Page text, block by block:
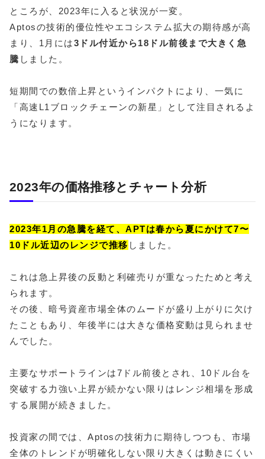
ところが、2023年に入ると状況が一変。
Aptosの技術的優位性やエコシステム拡大の期待感が高
まり、1月には3ドル付近から18ドル前後まで大きく急
騰 しました。
短期間での数倍上昇というインパクトにより、一気に
「高速L1ブロックチェーンの新星」として注目されるよ
うになります。
2023年の価格推移とチャート分析
2023年1月の急騰を経て、APTは春から夏にかけて7〜
10ドル近辺のレンジで推移 しました。
これは急上昇後の反動と利確売りが重なったためと考え
られます。
その後、暗号資産市場全体のムードが盛り上がりに欠け
たこともあり、年後半には大きな価格変動は見られませ
んでした。
主要なサポートラインは7ドル前後とされ、10ドル台を
突破する力強い上昇が続かない限りはレンジ相場を形成
する展開が続きました。
投資家の間では、Aptosの技術力に期待しつつも、市場
全体のトレンドが明確化しない限り大きくは動きにくい